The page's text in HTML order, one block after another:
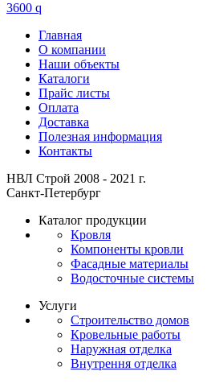
3600 q
Главная
О компании
Наши объекты
Каталоги
Прайс листы
Оплата
Доставка
Полезная информация
Контакты
НВЛ Строй 2008 - 2021 г.
Санкт-Петербург
Каталог продукции
Кровля
Компоненты кровли
Фасадные материалы
Водосточные системы
Услуги
Строительство домов
Кровельные работы
Наружная отделка
Внутрення отделка